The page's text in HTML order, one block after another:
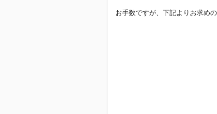
お手数ですが、下記よりお求め